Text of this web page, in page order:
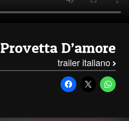
Provetta D’amore
trailer italiano